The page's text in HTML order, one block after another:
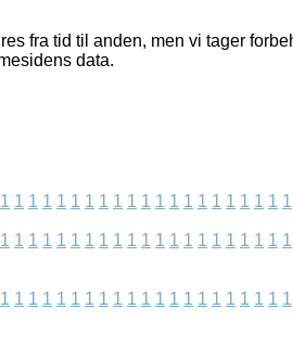
fra tid til anden, men vi tager
data.
1 1 1 1 1 1 1 1 1 1 1 1 1 1 1 1 1 1 1 1 1
1 1 1 1 1 1 1 1 1 1 1 1 1 1 1 1 1 1 1 1 1
1 1 1 1 1 1 1 1 1 1 1 1 1 1 1 1 1 1 1 1 1